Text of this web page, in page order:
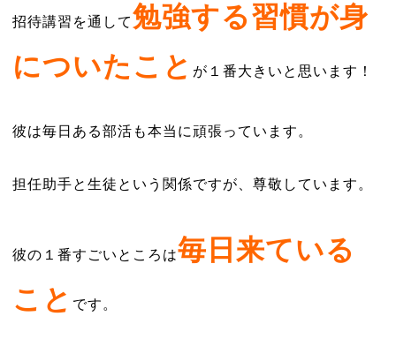
招待講習を通して勉強する習慣が身
についたこと が１番大きいと思います！
彼は毎日ある部活も本当に頑張っています。
担任助手と生徒という関係ですが、尊敬しています。
彼の１番すごいところは毎日来ている
こと です。